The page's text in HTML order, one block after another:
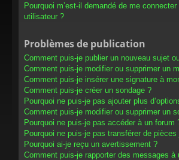
Pourquoi m’est-il demandé de me
utilisateur ?
Problèmes de publication
Comment puis-je publier un nouveau sujet
Comment puis-je modifier ou supprimer un
Comment puis-je insérer une signature à
Comment puis-je créer un sondage ?
Pourquoi ne puis-je pas ajouter plus
Comment puis-je modifier ou supprimer un
Pourquoi ne puis-je pas accéder à un forum
Pourquoi ne puis-je pas transférer de
Pourquoi ai-je reçu un avertissement ?
Comment puis-je rapporter des messages à